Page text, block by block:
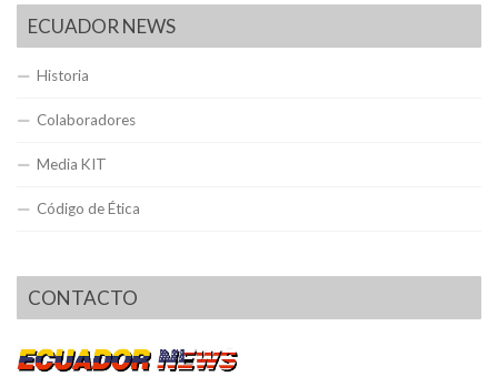
ECUADOR NEWS
Historia
Colaboradores
Media KIT
Código de Ética
CONTACTO